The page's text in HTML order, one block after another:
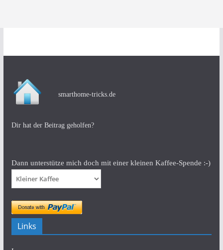
smarthome-tricks.de
Dir hat der Beitrag geholfen?
Dann unterstütze mich doch mit einer kleinen Kaffee-Spende :-)
Links